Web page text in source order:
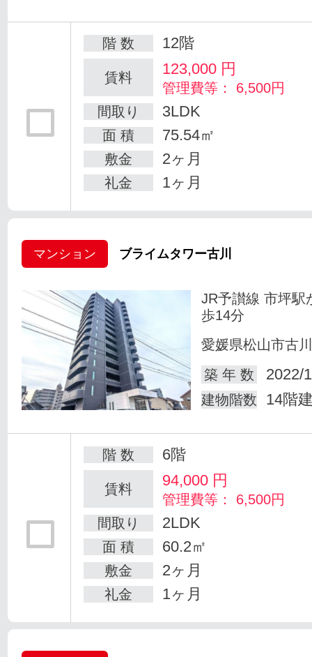
階 数 12階
賃料 123,000 円
管理費等： 6,500円
間取り
3LDK
面 積 75.54㎡
敷金 2ヶ月
礼金 1ヶ月
マンション ブライムタワー古川
JR予讃線 市坪駅
歩14分
愛媛県松山市古
築 年 数
2022/
建物階数 14階
階 数 6階
賃料 94,000 円
管理費等： 6,500円
間取り
2LDK
面 積 60.2㎡
敷金 2ヶ月
礼金 1ヶ月